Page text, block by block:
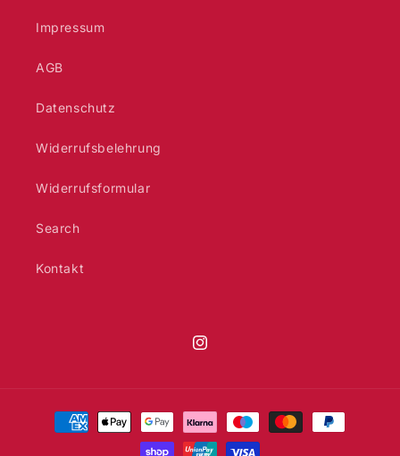
Impressum
AGB
Datenschutz
Widerrufsbelehrung
Widerrufsformular
Search
Kontakt
Instagram
Zahlungsmethoden